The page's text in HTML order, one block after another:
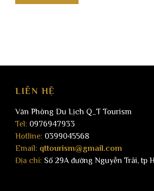
LIÊN HỆ
Văn Phòng Du Lịch Q_T Tourism
Tel: 0976947933
Hotline: 0399045568
Email: qttourism@gmail.com
Địa chỉ: Số 29A đường Nguyễn Trãi, tp